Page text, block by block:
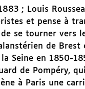
; Louis
et pense à
se tourner vers
de
Seine en 1850-
de Pompéry,
à Paris une